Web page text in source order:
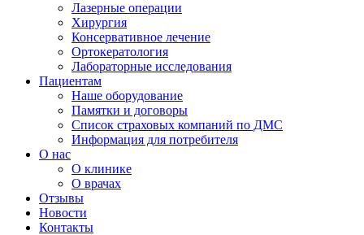
Лазерные операции
Хирургия
Консервативное лечение
Ортокератология
Лабораторные исследования
Пациентам
Наше оборудование
Памятки и договоры
Список страховых компаний по ДМС
Информация для потребителя
О нас
О клинике
О врачах
Отзывы
Новости
Контакты